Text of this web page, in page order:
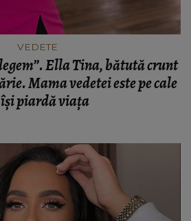
VEDETE
Ella Tina, bătută crunt
Mama vedetei este pe cale
piardă viața